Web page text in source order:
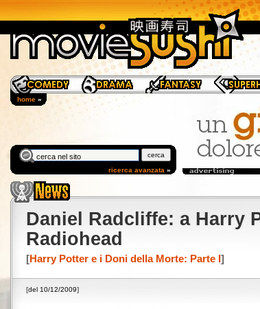
home »
Daniel Radcliffe: a Harry
Radiohead
[Harry Potter e i Doni della Morte: Parte I]
[del 10/12/2009]
ricerca avanzata »